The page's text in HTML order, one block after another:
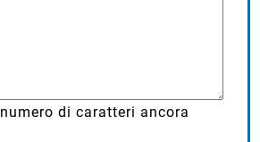
numero di caratteri ancora